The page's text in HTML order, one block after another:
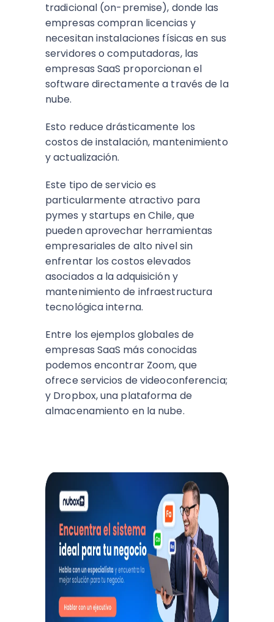
tradicional (on-premise), donde las
empresas compran licencias y
necesitan instalaciones físicas en sus
servidores o computadoras, las
empresas SaaS proporcionan el
software directamente a través de la
nube.
Esto reduce drásticamente los
costos de instalación, mantenimiento
y actualización.
Este tipo de servicio es
particularmente atractivo para
pymes y startups en Chile, que
pueden aprovechar herramientas
empresariales de alto nivel sin
enfrentar los costos elevados
asociados a la adquisición y
mantenimiento de infraestructura
tecnológica interna.
Entre los ejemplos globales de
empresas SaaS más conocidas
podemos encontrar Zoom, que
ofrece servicios de videoconferencia;
y Dropbox, una plataforma de
almacenamiento en la nube.